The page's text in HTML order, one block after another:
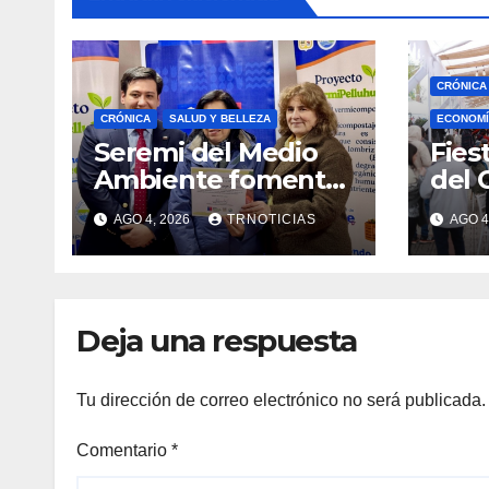
CRÓNICA SALUD Y BELLEZA
Seremi del Medio
Ambiente fomentó
iniciativa de
vermicompostaje
domiciliario en
AGO 4, 2026 TRNOTICIAS
CRÓNICA
del
AGO
Deja una respuesta
Tu dirección de correo electrónico no será publicada.
Comentario *